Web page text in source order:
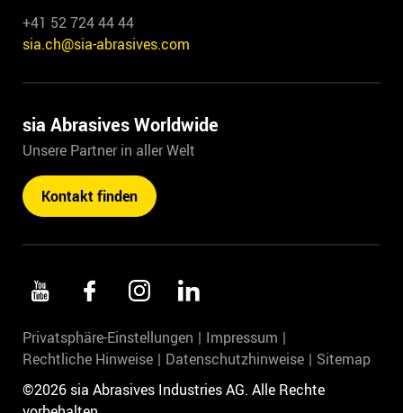
+41 52 724 44 44
sia.ch@sia-abrasives.com
sia Abrasives Worldwide
Unsere Partner in aller Welt
Kontakt finden
Privatsphäre-Einstellungen
Impressum
Rechtliche Hinweise
Datenschutzhinweise
Sitemap
©2026 sia Abrasives Industries AG. Alle Rechte